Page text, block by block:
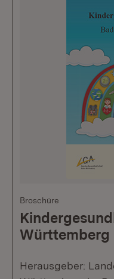
Broschüre
Württemberg
Herausgeber: